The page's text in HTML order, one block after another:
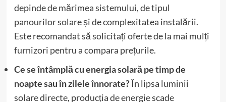
depinde de mărimea sistemului, de tipul
panourilor solare și de complexitatea instalării.
Este recomandat să solicitați oferte de la mai mulți
furnizori pentru a compara prețurile.
Ce se întâmplă cu energia solară pe timp de
noapte sau în zilele înnorate?În lipsa luminii
solare directe, producția de energie scade